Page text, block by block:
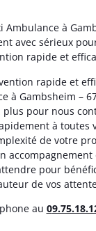
Ambulance à
avec sérieux
rapide et
rapide et
à Gambsheim –
plus pour nous
à toutes
de votre
pour
de vos
au 0